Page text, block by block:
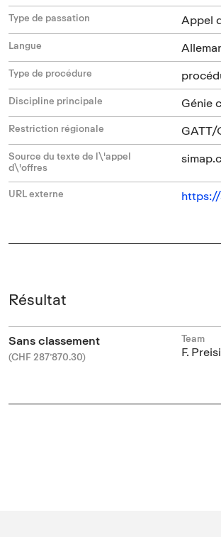
Type de passation Appel
Langue
Type de procédure
Discipline principale Génie
Restriction régionale GATT/
Source du texte de l\'appel
d\'offres
URL externe
Résultat
Sans classement
(CHF 287’870.30)
Team
F.